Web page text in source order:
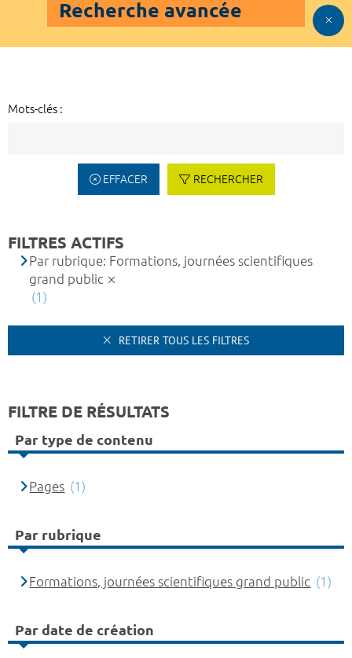
Recherche avancée
Mots-clés :
EFFACER RECHERCHER
FILTRES ACTIFS
Par rubrique: Formations, journées scientifiques
grand public
(1)
RETIRER TOUS LES FILTRES
FILTRE DE RÉSULTATS
Par type de contenu
Pages (1)
Par rubrique
Formations, journées scientifiques grand public (1)
Par date de création